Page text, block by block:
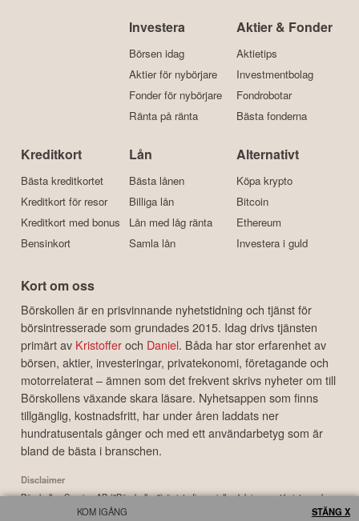
Investera
Börsen idag
Aktier för nybörjare
Fonder för nybörjare
Ränta på ränta
Aktier & Fonder
Aktietips
Investmentbolag
Fondrobotar
Bästa fonderna
Kreditkort
Bästa kreditkortet
Kreditkort för resor
Kreditkort med bonus
Bensinkort
Lån
Bästa lånen
Billiga lån
Lån med låg ränta
Samla lån
Alternativt
Köpa krypto
Bitcoin
Ethereum
Investera i guld
Kort om oss
Börskollen är en prisvinnande nyhetstidning och tjänst för
börsintresserade som grundades 2015. Idag drivs tjänsten
primärt av Kristofferoch Daniel. Båda har stor erfarenhet av
börsen, aktier, investeringar, privatekonomi, företagande och
motorrelaterat – ämnen som det frekvent skrivs nyheter om till
Börskollens växande skara läsare. Nyhetsappen som finns
tillgänglig, kostnadsfritt, har under åren laddats ner
hundratusentals gånger och med ett användarbetyg som är
bland de bästa i branschen.
Disclaimer
Börskollen Sverige AB ("Börskollen") är inte finansiella rådgivare, står inte under
finansinspektionens tillsyn och ger inga råd till dig. Detta innebär att
KOM IGÅNG STÄNG X